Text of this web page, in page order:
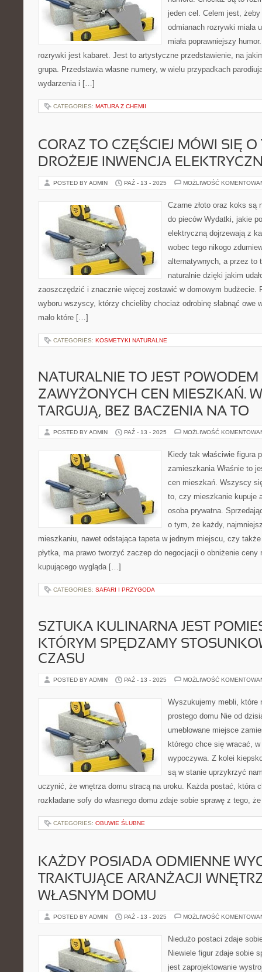
jeden cel. Celem jest,
odmianach rozrywki miała
miała poprawniejszy
rozrywki jest kabaret. Jest to artystyczne przedstawienie, na
grupa. Przedstawia własne numery, w wielu przypadkach
wydarzenia i […]
CATEGORIES: MATURA Z CHEMII
CORAZ TO CZĘŚCIEJ MÓWI SIĘ O
DROŻEJE INWENCJA
POSTED BY ADMIN PAŹ - 13 - 2025 MOŻLIWOŚĆ
Czarne złoto oraz koks są
do pieców Wydatki, jakie
elektryczną dojrzewają z
wobec tego nikogo
alternatywnych, a przez to
naturalnie dzięki jakim
zaoszczędzić i znacznie więcej zostawić w domowym budżecie.
wyboru wszyscy, którzy chcieliby chociaż odrobinę słabnąć owe
mało które […]
CATEGORIES: KOSMETYKI NATURALNE
NATURALNIE TO JEST POWODEM
ZAWYŻONYCH CEN MIESZKAŃ.
TARGUJĄ, BEZ BACZENIA NA TO
POSTED BY ADMIN PAŹ - 13 - 2025 MOŻLIWOŚĆ
Kiedy tak właściwie figura
zamieszkania Właśnie to
cen mieszkań. Wszyscy
to, czy mieszkanie kupuje
osoba prywatna.
o tym, że każdy,
mieszkaniu, nawet odstająca tapeta w jednym miejscu, czy
płytka, ma prawo tworzyć zaczep do negocjacji o obniżenie
kupującego wygląda […]
CATEGORIES: SAFARI I PRZYGODA
SZTUKA KULINARNA JEST
KTÓRYM SPĘDZAMY
CZASU
POSTED BY ADMIN PAŹ - 13 - 2025 MOŻLIWOŚĆ
Wyszukujemy mebli, które
prostego domu Nie od
umeblowane miejsce
którego chce się wracać,
wypoczywa. Z kolei
są w stanie uprzykrzyć
uczynić, że wnętrza domu stracą na uroku. Każda postać, która
rozkładane sofy do własnego domu zdaje sobie sprawę z tego,
CATEGORIES: OBUWIE ŚLUBNE
KAŻDY POSIADA ODMIENNE
TRAKTUJĄCE ARANŻACJI
WŁASNYM DOMU
POSTED BY ADMIN PAŹ - 13 - 2025 MOŻLIWOŚĆ
Niedużo postaci zdaje
Niewiele figur zdaje sobie
jest zaprojektowanie